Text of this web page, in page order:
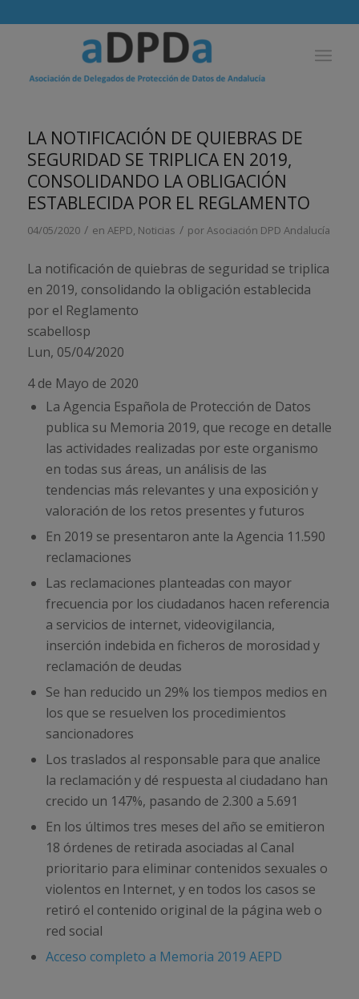
LA NOTIFICACIÓN DE QUIEBRAS DE
SEGURIDAD SE TRIPLICA EN 2019,
CONSOLIDANDO LA OBLIGACIÓN
ESTABLECIDA POR EL REGLAMENTO
04/05/2020 / en AEPD, Noticias / porAsociación DPD Andalucía
La notificación de quiebras de seguridad se triplica
en 2019, consolidando la obligación establecida
por el Reglamento
scabellosp
Lun, 05/04/2020
4 de Mayo de 2020
La Agencia Española de Protección de Datos
publica su Memoria 2019, que recoge en detalle
las actividades realizadas por este organismo
en todas sus áreas, un análisis de las
tendencias más relevantes y una exposición y
valoración de los retos presentes y futuros
En 2019 se presentaron ante la Agencia 11.590
reclamaciones
Las reclamaciones planteadas con mayor
frecuencia por los ciudadanos hacen referencia
a servicios de internet, videovigilancia,
inserción indebida en ficheros de morosidad y
reclamación de deudas
Se han reducido un 29% los tiempos medios en
los que se resuelven los procedimientos
sancionadores
Los traslados al responsable para que analice
la reclamación y dé respuesta al ciudadano han
crecido un 147%, pasando de 2.300 a 5.691
En los últimos tres meses del año se emitieron
18 órdenes de retirada asociadas al Canal
prioritario para eliminar contenidos sexuales o
violentos en Internet, y en todos los casos se
retiró el contenido original de la página web o
red social
Acceso completo a Memoria 2019 AEPD